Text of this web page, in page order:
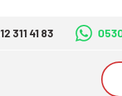
311 41 83